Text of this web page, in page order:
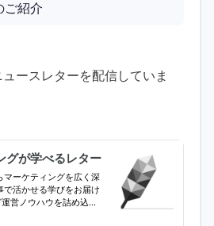
ご紹介
ースレターを配信していま